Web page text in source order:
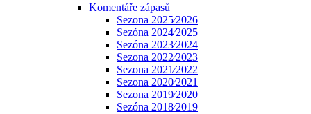
Komentáře zápasů
Sezona 2025⁄2026
Sezóna 2024⁄2025
Sezóna 2023⁄2024
Sezona 2022⁄2023
Sezona 2021⁄2022
Sezona 2020⁄2021
Sezona 2019⁄2020
Sezóna 2018⁄2019